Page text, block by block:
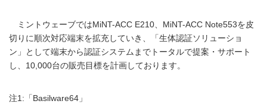
ミントウェーブではMiNT-ACC E210、MiNT-ACC Note553を皮
切りに順次対応端末を拡充していき、「生体認証ソリューショ
ン」として端末から認証システムまでトータルで提案・サポート
し、10,000台の販売目標を計画しております。
注1:「Basilware64」